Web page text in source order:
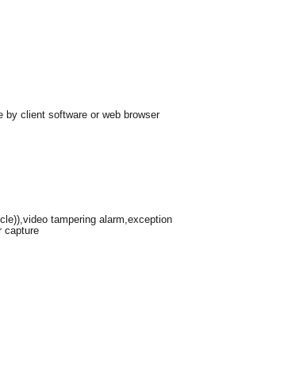
by client software or web browser
tampering alarm,exception
capture